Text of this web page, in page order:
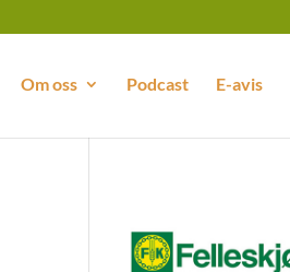
Om oss Podcast E-avis